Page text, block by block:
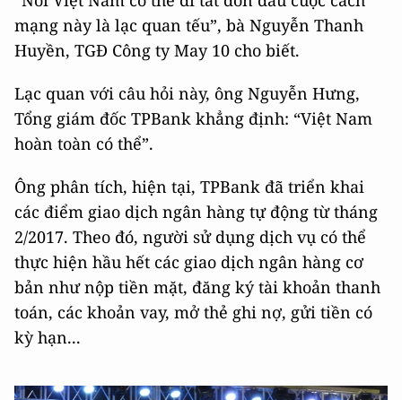
mạng này là lạc quan tếu”, bà Nguyễn Thanh
Huyền, TGĐ Công ty May 10 cho biết.
Lạc quan với câu hỏi này, ông Nguyễn Hưng,
Tổng giám đốc TPBank khẳng định: “Việt Nam
hoàn toàn có thể”.
Ông phân tích, hiện tại, TPBank đã triển khai
các điểm giao dịch ngân hàng tự động từ tháng
2/2017. Theo đó, người sử dụng dịch vụ có thể
thực hiện hầu hết các giao dịch ngân hàng cơ
bản như nộp tiền mặt, đăng ký tài khoản thanh
toán, các khoản vay, mở thẻ ghi nợ, gửi tiền có
kỳ hạn...